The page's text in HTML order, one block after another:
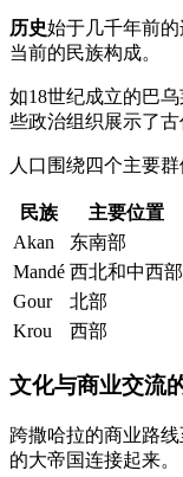
历史始于几千年前
当前的民族构成。
如18世纪成立的巴
些政治组织展示了古
人口围绕四个主要
民族 主要位置
Akan
东南部
Mandé 西北和中西部
Gour
北部
Krou
西部
文化与商业交流
跨撒哈拉的商业路
的大帝国连接起来。